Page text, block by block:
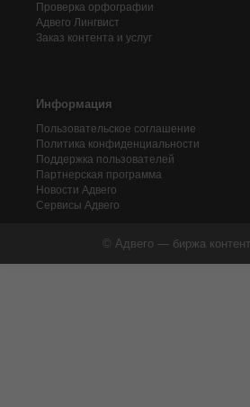
Проверка орфографии
Адвего Лингвист
Заказ контента и услуг
Информация
Пользовательское соглашение
Политика конфиденциальности
Поддержка пользователей
Партнерская программа
Новости Адвего
Сервисы Адвего
© Адвего — биржа